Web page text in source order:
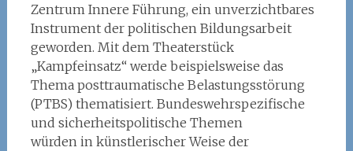
Zentrum Innere Führung, ein unverzichtbares
Instrument der politischen Bildungsarbeit
geworden. Mit dem Theaterstück
„Kampfeinsatz“ werde beispielsweise das
Thema posttraumatische Belastungsstörung
(PTBS) thematisiert. Bundeswehrspezifische
und sicherheitspolitische Themen
würden in künstlerischer Weise der